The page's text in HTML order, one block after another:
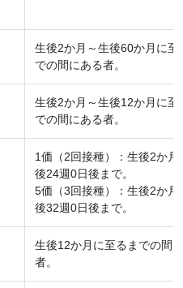
生後2か月～生後60か月に至
での間にある者。
生後2か月～生後12か月に至
での間にある者。
1価（2回接種）：生後2か月
後24週0日後まで。
5価（3回接種）：生後2か月
後32週0日後まで。
生後12か月に至るまでの間
者。